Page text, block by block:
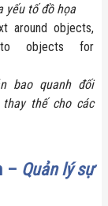
yếu tố đồ họa
around objects,
objects for
bao quanh đối
thế cho các
– Quản lý sự